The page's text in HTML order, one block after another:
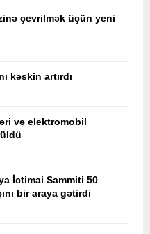
çevrilmək üçün yeni
kəskin artırdı
və elektromobil
İctimai Sammiti 50
bir araya gətirdi